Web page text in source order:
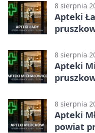
8 sierpnia
Apteki
8 sierpnia
Apteki
8 sierpnia
Apteki
powiat